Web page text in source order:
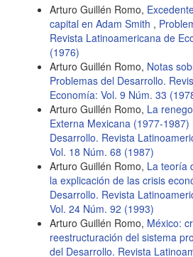
Arturo Guillén Romo,
capital en Adam Smith ,
Revista Latinoamericana de
(1976)
Arturo Guillén Romo, Notas
Problemas del Desarrollo.
Economía: Vol. 9 Núm. 33
Arturo Guillén Romo, La
Externa Mexicana (1977-1987)
Desarrollo. Revista
Vol. 18 Núm. 68 (1987)
Arturo Guillén Romo, La teoría
la explicación de las crisis
Desarrollo. Revista
Vol. 24 Núm. 92 (1993)
Arturo Guillén Romo, México:
reestructuración del sistema
del Desarrollo. Revista